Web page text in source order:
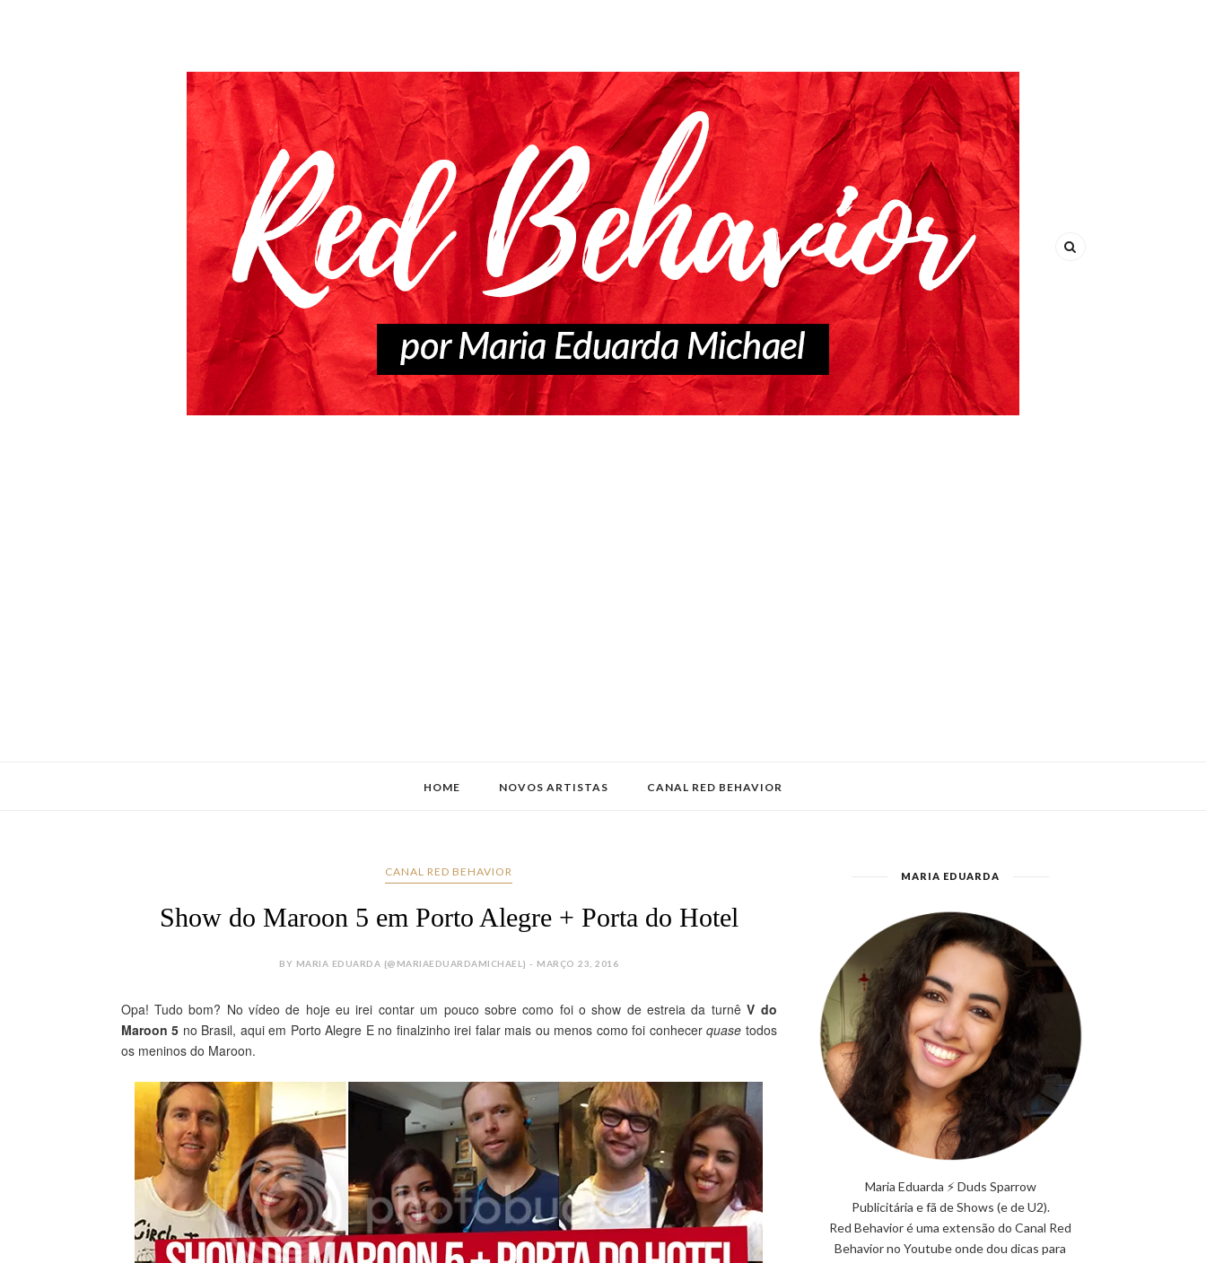
HOME NOVOS ARTISTAS CANAL RED BEHAVIOR
CANAL RED BEHAVIOR
Show do Maroon 5 em Porto Alegre + Porta do Hotel
BY MARIA EDUARDA {@MARIAEDUARDAMICHAEL} - MARÇO 23, 2016
Opa! Tudo bom? No vídeo de hoje eu irei contar um pouco sobre como foi o show de estreia da turnê V do
Maroon 5 no Brasil, aqui em Porto Alegre E no finalzinho irei falar mais ou menos como foi conhecer quase todos
os meninos do Maroon.
MARIA EDUARDA
Maria Eduarda ⚡ Duds Sparrow
Publicitária e fã de Shows (e de U2).
Red Behavior é uma extensão do Canal Red
Behavior no Youtube onde dou dicas para